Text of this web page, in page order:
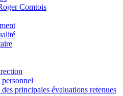
Comtois
principales évaluations retenues